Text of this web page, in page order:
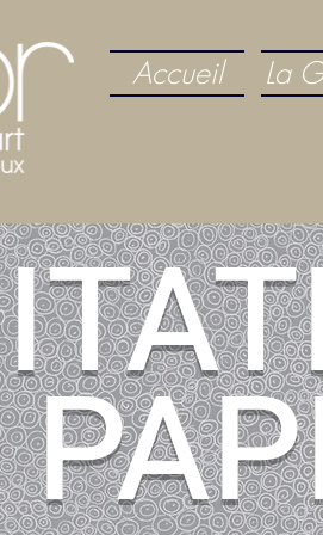
Accueil La